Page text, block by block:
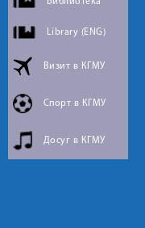
Library (ENG)
Визит в КГМУ
Спорт в КГМУ
Досуг в КГМУ